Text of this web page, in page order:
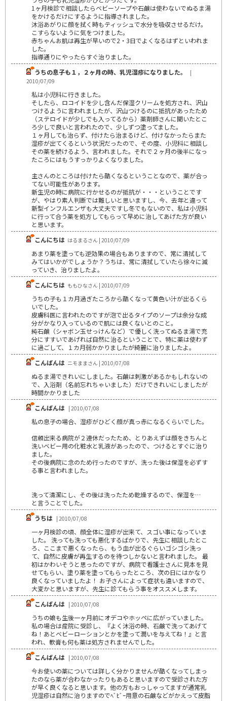
1ヶ月検診で相談したらベビーソープや石鹸は使わないでぬるま湯
をかけるだけにするように指導されました。
沐浴あがりに顔を拭く時もティッシュで水分を吸収させるだけ。
こすらないように気をつけました。
赤ちゃんお肌は再生が早いので2・3日でよくなるはずといわれま
した。
指導通りにやったらすぐ治りました。
うちの息子も１，２ヶ月の時、乳児湿疹になりました。
|
2010/07/09
私は小児科に行きました。
そしたら、ロコイドを少し含んだ保湿クリームを処方され、沢山
つけるように言われましたが、沢山つけるのに抵抗があったため
（ステロイドが少しでも入ってるから）薬剤師さんに聞いたとこ
ろ少しで良いと言われたので、少しずつ塗ってました。
１ヶ月しても治らず、付けたら治まるけど、付けなかったらまた
湿疹が出てくるという状況だったので、その度、小児科に相談し
その薬を続けるよう、言われました。それで２ヶ月の後半になっ
たころにはもうすっかりよくなりました。
主さんのところは付けたら酷くなるということなので、薬が合っ
てない可能性があります。
新生児の時に病院に行かせるのが抵抗が・・・ということです
が、やはり素人判断では難しいと思いますし、今、去年と違って
新型インフルエンザも大丈夫ですし冬でもないので、私は小児科
に行って合う薬を処方してもらって早めに治してあげた方が良い
と思います。
こんにちは はるまるさん | 2010/07/09
あまり薬を塗っても逆効果の場合もありますので、常に清拭して
みてはいかがでしょうか？うちは、常に清拭していたら徐々に減
っていき、治りましたよ。
こんにちは ももひなさん | 2010/07/09
うちの子も１カ月過ぎたころから酷くなって黄色い汁が出るくら
いでした。
皮膚科医に言われたのですが泡で出るタイプのソープは余分な成
分がかなり入っているので肌には良くないとのこと。
純石鹸（シャボン玉せっけんなど）で優しく洗ってぬるま湯で充
分にすすいであげれば自然に治るということで、特に薬は使わず
に過ごして、１カ月弱かかりましたが綺麗に治りましたよ。
こんばんは ニモままさん | 2010/07/08
ぬるま湯できれいにしました。石鹸は刺激があるかもしれないの
で、入浴剤（名前忘れちゃいました）だけできれいにしましたが
時間かかりました
こんばんは | 2010/07/08
私の息子の場合、湿疹がひどく顔が真っ赤になるくらいでした。
信頼出来る病院が２連休だったため、とりあえずは顔をきちんと
洗いベビー用の化粧水と乳液があったので、つけるとすぐに治り
ました。
その後病院に念のため行ったのですが、洗った後は保湿を必ずす
る事と言われました。
洗って清潔にし、その後は洗ったため乾燥するので、保湿を…
と言うことでした。
うちは | 2010/07/08
一ヶ月検診の頃、顔全体に湿疹が出来て、スゴい事になっていま
した。 洗っても洗っても悪化するばかりで、先生に相談したとこ
ろ、ここまで悪くなったら、もう血が出るぐらいゴシゴシ洗っ
て、自然に皮膚が再生するのを待つしかないと言われました。 最
初はかわいそうと思ったのですが、病院で看護士さんに見本を見
せてもらい、塗り薬を塗ってもらったところ、次の日にはかなり
良くなっていましたよ！ お子さんによって症状も違いますので、
大変かと思いますが、先生に診てもらう事をオススメします。
こんばんは | 2010/07/08
うちの娘も生後一ヶ月前にオデコやホッペに広がっていました。
私の場合は産院に受診し、『よく沐浴の時、石鹸で洗ってあげて
ね！あとベビーローションとかを塗って潤いを与えてね！』と言
われ、軟膏も何も薬は処方されませんでした。
こんばんは | 2010/07/08
今お使いの薬については詳しく分かりませんが酷くなってしまっ
たのなら薬が合わなかったりもあると思いますので受診された方
が早く良くなると思います。他の方もおっしゃってますが通常乳
児湿疹は自然に治りますのでﾍﾞﾋﾞｰ用意の石鹸などがかえって皮脂